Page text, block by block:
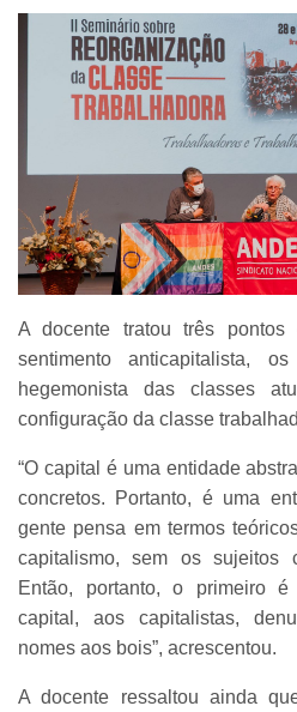
A docente tratou três
sentimento anticapitalista,
hegemonista das classes
configuração da classe
“O capital é uma entidade
concretos. Portanto, é uma
gente pensa em termos
capitalismo, sem os sujeitos
Então, portanto, o primeiro
capital, aos capitalistas,
nomes aos bois”, acrescentou.
A docente ressaltou ainda